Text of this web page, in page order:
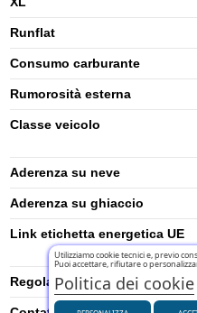
Runflat
Consumo carburante
Rumorosità esterna
Classe veicolo
Aderenza su neve
Aderenza su ghiaccio
Link etichetta energetica UE
Regolamento UE (2020/740)
Utilizziamo cookie tecnici e, previo
Puoi accettare, rifiutare o
Politica dei cookie